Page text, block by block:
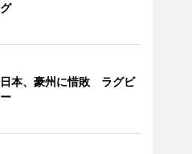
グ
日本、豪州に惜敗 ラグビ
ー